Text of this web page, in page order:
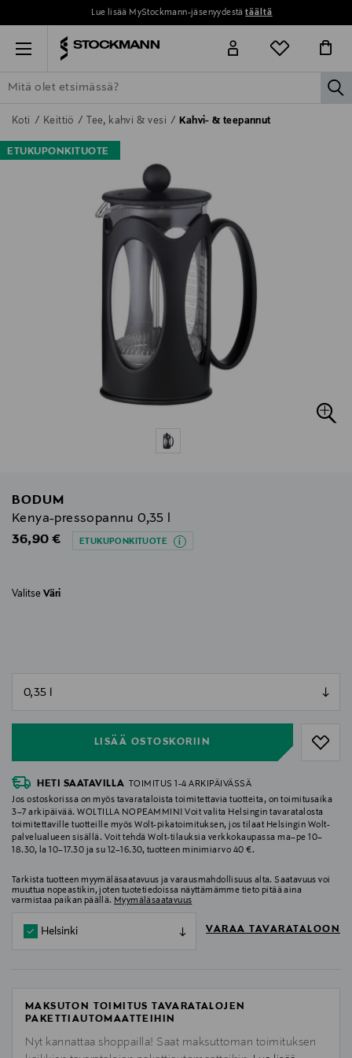
Lue lisää MyStockmann-jäsenyydestätäältä
Menu
ETSI KAIKKI NAISET MIEHET LAPSET KOTI
Koti Keittiö Tee, kahvi & vesi Kahvi- & teepannut
ETUKUPONKITUOTE
BODUM
Kenya-pressopannu 0,35 l
Original Price
36,90 € ETUKUPONKITUOTE
Valitse Väri
LISÄÄ OSTOSKORIIN
null
HETI SAATAVILLA
TOIMITUS 1-4 ARKIPÄIVÄSSÄ
Jos ostoskorissa on myös tavarataloista toimitettavia tuotteita, on toimitusaika
3–7 arkipäivää. WOLTILLA NOPEAMMIN! Voit valita Helsingin tavaratalosta
toimitettaville tuotteille myös Wolt-pikatoimituksen, jos tilaat Helsingin Wolt-
palvelualueen sisällä. Voit tehdä Wolt-tilauksia verkkokaupassa ma–pe 10–
18.30, la 10–17.30 ja su 12–16.30, tuotteen minimiarvo 40 €.
Tarkista tuotteen myymäläsaatavuus ja varausmahdollisuus alta. Saatavuus voi
muuttua nopeastikin, joten tuotetiedoissa näyttämämme tieto pitää aina
varmistaa paikan päällä. Myymäläsaatavuus
Helsinki VARAA TAVARATALOON
MAKSUTON TOIMITUS TAVARATALOJEN
PAKETTIAUTOMAATTEIHIN
Nyt kannattaa shoppailla! Saat maksuttoman toimituksen